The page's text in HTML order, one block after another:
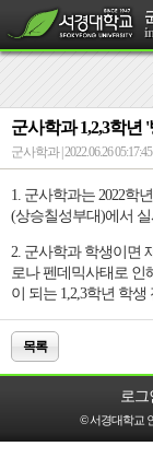
군사학과 1,2,3학년
군사학과 | 2022.06.26 05:17:45 |
1. 군사학과는 2022학
(상승칠성부대)에서
2. 군사학과 학생이면
로나 펜데믹사태로 인
이 되는 1,2,3학년 학
목록
로그
© 서경대학교